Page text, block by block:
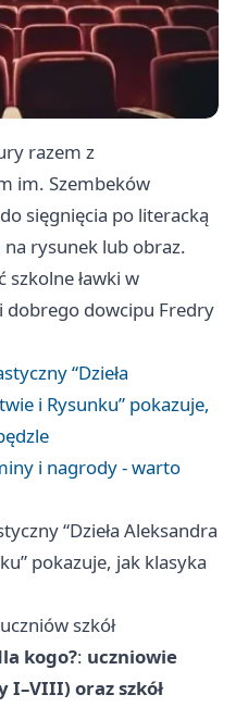
razem z
im. Szembeków
sięgnięcia po literacką
rysunek lub obraz.
szkolne ławki w
dobrego dowcipu Fredry
“Dzieła
i Rysunku” pokazuje,
i nagrody - warto
“Dzieła Aleksandra
pokazuje, jak klasyka
szkół
kogo?: uczniowie
I–VIII) oraz szkół